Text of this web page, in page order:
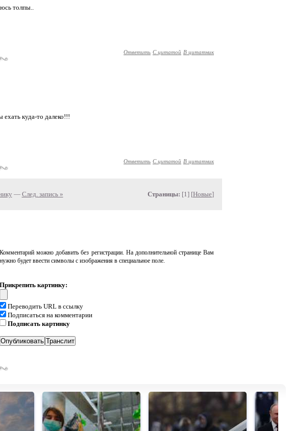
толпы..
Ответить С цитатой В цитатник
куда-то далеко!!!
Ответить С цитатой В цитатник
— След. запись » Страницы: [1] [Новые]
Комментарий можно добавить без регистрации. На дополнительной странице Вам
нужно будет ввести символы с изображения в специальное поле.
Прикрепить картинку:
Переводить URL в ссылку
Подписаться на комментарии
Подписать картинку